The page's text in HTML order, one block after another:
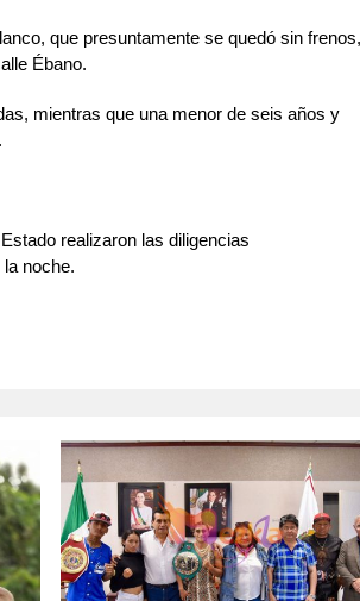
que presuntamente se quedó sin frenos,
Ébano.
mientras que una menor de seis años y
realizaron las diligencias
noche.